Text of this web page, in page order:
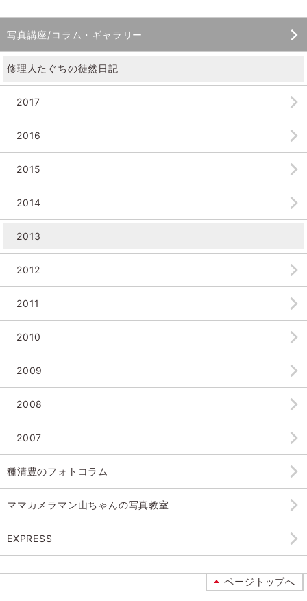
写真講座/コラム・ギャラリー
修理人たぐちの徒然日記
2017
2016
2015
2014
2013
2012
2011
2010
2009
2008
2007
種清豊のフォトコラム
ママカメラマン山ちゃんの写真教室
EXPRESS
ページトップへ